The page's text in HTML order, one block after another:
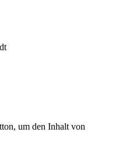
um den Inhalt von